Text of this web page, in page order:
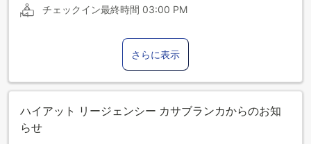
チェックイン最終時間 03:00 PM
さらに表示
ハイアット リージェンシー カサブランカからのお知
らせ